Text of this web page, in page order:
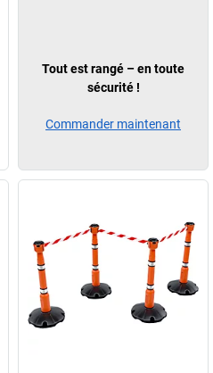
Tout est rangé – en toute
sécurité !
Commander maintenant